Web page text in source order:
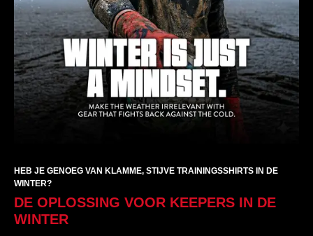
HEB JE GENOEG VAN KLAMME, STIJVE TRAININGSSHIRTS IN DE
WINTER?
DE OPLOSSING VOOR KEEPERS IN DE
WINTER